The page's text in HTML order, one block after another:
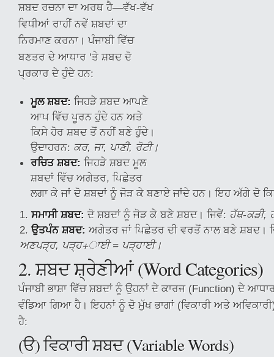
ਸ਼ਬਦ ਰਚਨਾ ਦਾ ਅਰਥ ਹੈ—ਵੱਖ-ਵੱਖ
ਵਿਧੀਆਂ ਰਾਹੀਂ ਨਵੇਂ ਸ਼ਬਦਾਂ ਦਾ
ਨਿਰਮਾਣ ਕਰਨਾ। ਪੰਜਾਬੀ ਵਿੱਚ
ਬਣਤਰ ਦੇ ਆਧਾਰ ‘ਤੇ ਸ਼ਬਦ ਦੋ
ਪ੍ਰਕਾਰ ਦੇ ਹੁੰਦੇ ਹਨ:
ਮੂਲ ਸ਼ਬਦ: ਜਿਹੜੇ ਸ਼ਬਦ ਆਪਣੇ
ਆਪ ਵਿੱਚ ਪੂਰਨ ਹੁੰਦੇ ਹਨ ਅਤੇ
ਕਿਸੇ ਹੋਰ ਸ਼ਬਦ ਤੋਂ ਨਹੀਂ ਬਣੇ ਹੁੰਦੇ।
ਉਦਾਹਰਨ: ਕਰ, ਜਾ, ਪਾਣੀ, ਰੋਟੀ।
ਰਚਿਤ ਸ਼ਬਦ: ਜਿਹੜੇ ਸ਼ਬਦ ਮੂਲ
ਸ਼ਬਦਾਂ ਵਿੱਚ ਅਗੇਤਰ, ਪਿਛੇਤਰ
ਲਗਾ ਕੇ ਜਾਂ ਦੋ ਸ਼ਬਦਾਂ ਨੂੰ ਜੋੜ ਕੇ ਬਣਾਏ ਜਾਂਦੇ ਹਨ। ਇਹ ਅੱਗੇ ਦੋ
ਸਮਾਸੀ ਸ਼ਬਦ: ਦੋ ਸ਼ਬਦਾਂ ਨੂੰ ਜੋੜ ਕੇ ਬਣੇ ਸ਼ਬਦ। ਜਿਵੇਂ: ਹੱਥ-ਕੜੀ,
ਉਤਪੰਨ ਸ਼ਬਦ: ਅਗੇਤਰ ਜਾਂ ਪਿਛੇਤਰ ਦੀ ਵਰਤੋਂ ਨਾਲ ਬਣੇ ਸ਼ਬਦ।
ਅਣਪੜ੍ਹ, ਪੜ੍ਹ+ਾਈ = ਪੜ੍ਹਾਈ।
2. ਸ਼ਬਦ ਸ਼੍ਰੇਣੀਆਂ (Word Categories)
ਪੰਜਾਬੀ ਭਾਸ਼ਾ ਵਿੱਚ ਸ਼ਬਦਾਂ ਨੂੰ ਉਹਨਾਂ ਦੇ ਕਾਰਜ (Function) ਦੇ
ਵੰਡਿਆ ਗਿਆ ਹੈ। ਇਹਨਾਂ ਨੂੰ ਦੋ ਮੁੱਖ ਭਾਗਾਂ (ਵਿਕਾਰੀ ਅਤੇ
ਹੈ:
(ੳ) ਵਿਕਾਰੀ ਸ਼ਬਦ (Variable Words)